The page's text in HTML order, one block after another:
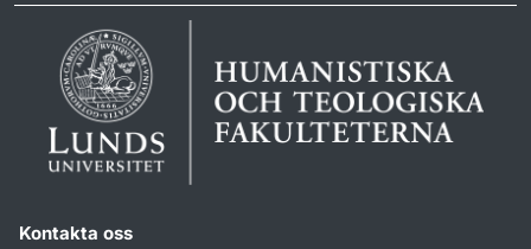
Kontakta oss